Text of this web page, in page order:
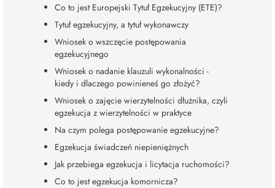
Co to jest Europejski Tytuł Egzekucyjny (ETE)?
Tytuł egzekucyjny, a tytuł wykonawczy
Wniosek o wszczęcie postępowania
egzekucyjnego
Wniosek o nadanie klauzuli wykonalności -
kiedy i dlaczego powinieneś go złożyć?
Wniosek o zajęcie wierzytelności dłużnika, czyli
egzekucja z wierzytelności w praktyce
Na czym polega postępowanie egzekucyjne?
Egzekucja świadczeń niepieniężnych
Jak przebiega egzekucja i licytacja ruchomości?
Co to jest egzekucja komornicza?